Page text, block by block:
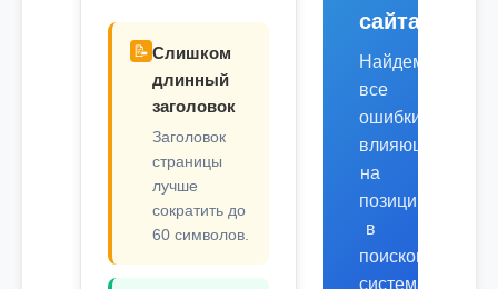
📝 Слишком
длинный
заголовок
Заголовок
страницы
лучше
сократить до
60 символов.
сайта
Найдем
все
ошибки,
влияющие
на
позиции
в
поисковых
системах.